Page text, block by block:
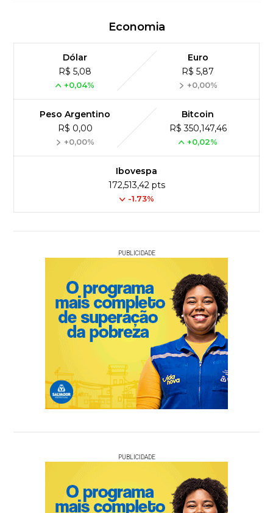
Economia
Dólar
R$ 5,08
+0,04%
Euro
R$ 5,87
+0,00%
Peso Argentino
R$ 0,00
+0,00%
Bitcoin
R$ 350,147,46
+0,02%
Ibovespa
172,513,42 pts
-1.73%
PUBLICIDADE
PUBLICIDADE